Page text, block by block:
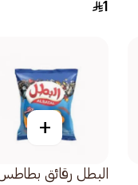
1
+
البطل رقائق